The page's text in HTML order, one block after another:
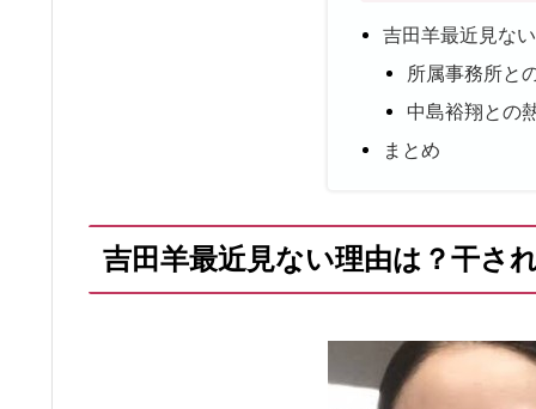
吉田羊最近見な
所属事務所と
中島裕翔との
まとめ
吉田羊最近見ない理由は？干さ